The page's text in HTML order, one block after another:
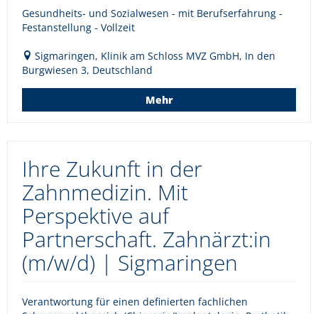
Gesundheits- und Sozialwesen - mit Berufserfahrung -
Festanstellung - Vollzeit
Sigmaringen, Klinik am Schloss MVZ GmbH, In den
Burgwiesen 3, Deutschland
Mehr
Ihre Zukunft in der
Zahnmedizin. Mit
Perspektive auf
Partnerschaft. Zahnärzt:in
(m/w/d) | Sigmaringen
Verantwortung für einen definierten fachlichen